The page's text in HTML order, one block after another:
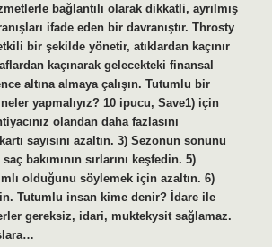
bağlantılı olarak dikkatli, ayrılmış
ifade eden bir davranıştır. Throsty
bir şekilde yönetir, atıklardan kaçınır
kaçınarak gelecekteki finansal
altına almaya çalışın. Tutumlu bir
yapmalıyız? 10 ipucu, Save1) için
olandan daha fazlasını
sayısını azaltın. 3) Sezonun sonunu
bakımının sırlarını keşfedin. 5)
olduğunu söylemek için azaltın. 6)
Tutumlu insan kime denir? İdare ile
gereksiz, idari, muktekysit sağlamaz.